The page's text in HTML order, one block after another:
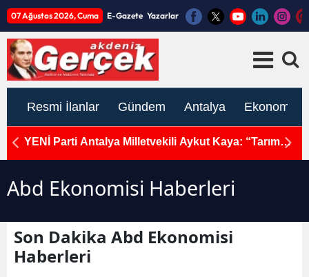
07 Ağustos 2026, Cuma E-Gazete Yazarlar
Resmi İlanlar Gündem Antalya Ekonomi
YENİ Parti Antalya Milletvekili Aykut Kaya: “Tarım
Abd Ekonomisi Haberleri
Son Dakika Abd Ekonomisi
Haberleri